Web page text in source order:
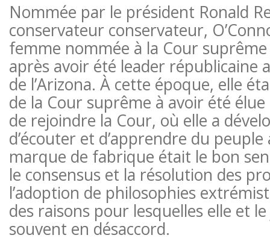
Nommée par le président Ronald
conservateur conservateur,
femme nommée à la Cour
après avoir été leader républicaine
de l’Arizona. À cette époque, elle
de la Cour suprême à avoir été
de rejoindre la Cour, où elle a
d’écouter et d’apprendre du peuple
marque de fabrique était le bon
le consensus et la résolution des
l’adoption de philosophies
des raisons pour lesquelles elle et
souvent en désaccord.